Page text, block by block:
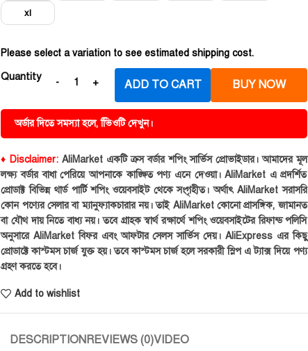
xl
Please select a variation to see estimated shipping cost.
Quantity
ADD TO CART BUY NOW
অর্ডার দিতে সমস্যা হলে, ভিিওটি দেখুন।
♦ Disclaimer:AliMarket একটি ক্রস বর্ডার শপিং সার্ভিস প্রোভাইডার। আমাদের মূল
লক্ষ্য বর্ডার বাধা পেরিয়ে আপনাকে কাঙ্ক্ষিত পণ্য এনে দেওয়া। AliMarket এ প্রদর্শিত
প্রোডাক্ট বিভিন্ন থার্ড পার্টি শপিং ওয়েবসাইট থেকে সংগৃহীত। অর্থাৎ AliMarket সরাসরি
কোন পণ্যের সেলার বা ম্যানুফ্যাকচারার নয়। তাই AliMarket কোনো প্রাসঙ্গিক, জামানত
বা যৌথ দায় নিতে বাধ্য নয়। তবে গ্রাহক স্বার্থ রক্ষার্থে শপিং ওয়েবসাইটের রিফান্ড পলিসি
অনুসারে AliMarket বিফর এবং আফটার সেলস সার্ভিস দেয়। AliExpress এর কিছু
প্রোডাক্টে কাস্টমস চার্জ যুক্ত হয়। তবে কাস্টমস চার্জ হলে সরকারী স্লিপ এ ট্যাক্স দিয়ে পণ্য
গ্রহণ করতে হবে।
Add to wishlist
DESCRIPTIONREVIEWS (0)VIDEO